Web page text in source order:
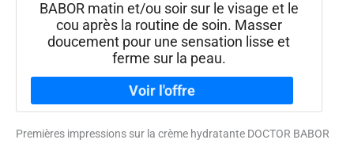
BABOR matin et/ou soir sur le visage et le
cou après la routine de soin. Masser
doucement pour une sensation lisse et
ferme sur la peau.
Premières impressions sur la crème hydratante DOCTOR BABOR